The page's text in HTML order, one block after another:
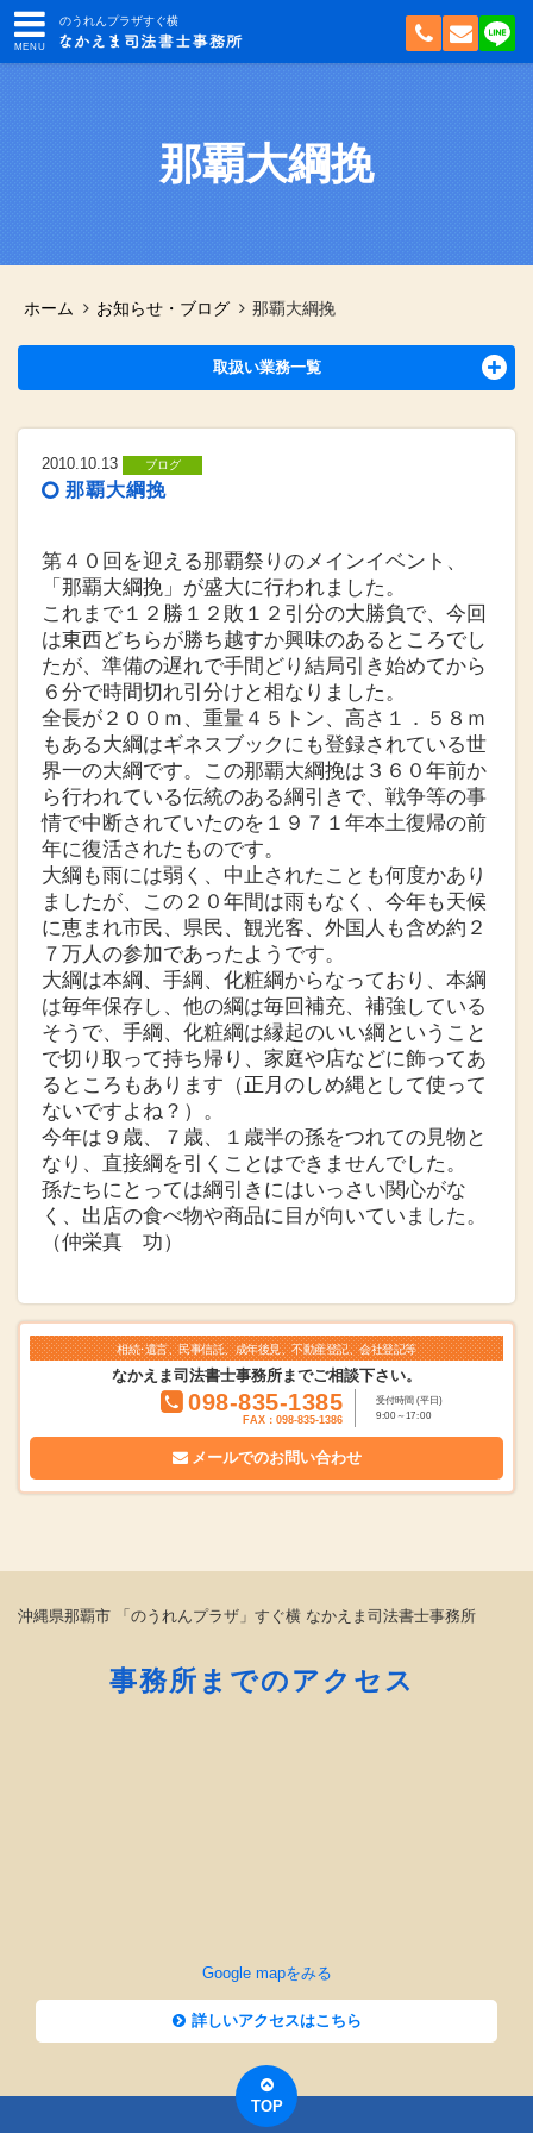
のうれんプラザすぐ横
那覇大綱挽
ホーム お知らせ・ブログ 那覇大綱挽
取扱い業務一覧
2010.10.13 ブログ
那覇大綱挽
第４０回を迎える那覇祭りのメインイベント、
「那覇大綱挽」が盛大に行われました。
これまで１２勝１２敗１２引分の大勝負で、今回
は東西どちらが勝ち越すか興味のあるところでし
たが、準備の遅れで手間どり結局引き始めてから
６分で時間切れ引分けと相なりました。
全長が２００ｍ、重量４５トン、高さ１．５８ｍ
もある大綱はギネスブックにも登録されている世
界一の大綱です。この那覇大綱挽は３６０年前か
ら行われている伝統のある綱引きで、戦争等の事
情で中断されていたのを１９７１年本土復帰の前
年に復活されたものです。
大綱も雨には弱く、中止されたことも何度かあり
ましたが、この２０年間は雨もなく、今年も天候
に恵まれ市民、県民、観光客、外国人も含め約２
７万人の参加であったようです。
大綱は本綱、手綱、化粧綱からなっており、本綱
は毎年保存し、他の綱は毎回補充、補強している
そうで、手綱、化粧綱は縁起のいい綱ということ
で切り取って持ち帰り、家庭や店などに飾ってあ
るところもあります（正月のしめ縄として使って
ないですよね？）。
今年は９歳、７歳、１歳半の孫をつれての見物と
なり、直接綱を引くことはできませんでした。
孫たちにとっては綱引きにはいっさい関心がな
く、出店の食べ物や商品に目が向いていました。
（仲栄真 功）
相続･遺言、民事信託、成年後見、不動産登記、会社登記等
なかえま司法書士事務所までご相談下さい。
098-835-1385
FAX：098-835-1386
受付時間 (平日)
9:00～17:00
メールでのお問い合わせ
沖縄県那覇市 「のうれんプラザ」すぐ横 なかえま司法書士事務所
事務所までのアクセス
Google mapをみる
詳しいアクセスはこちら
TOP